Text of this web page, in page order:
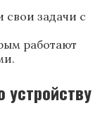
задачи с
работают
устройству